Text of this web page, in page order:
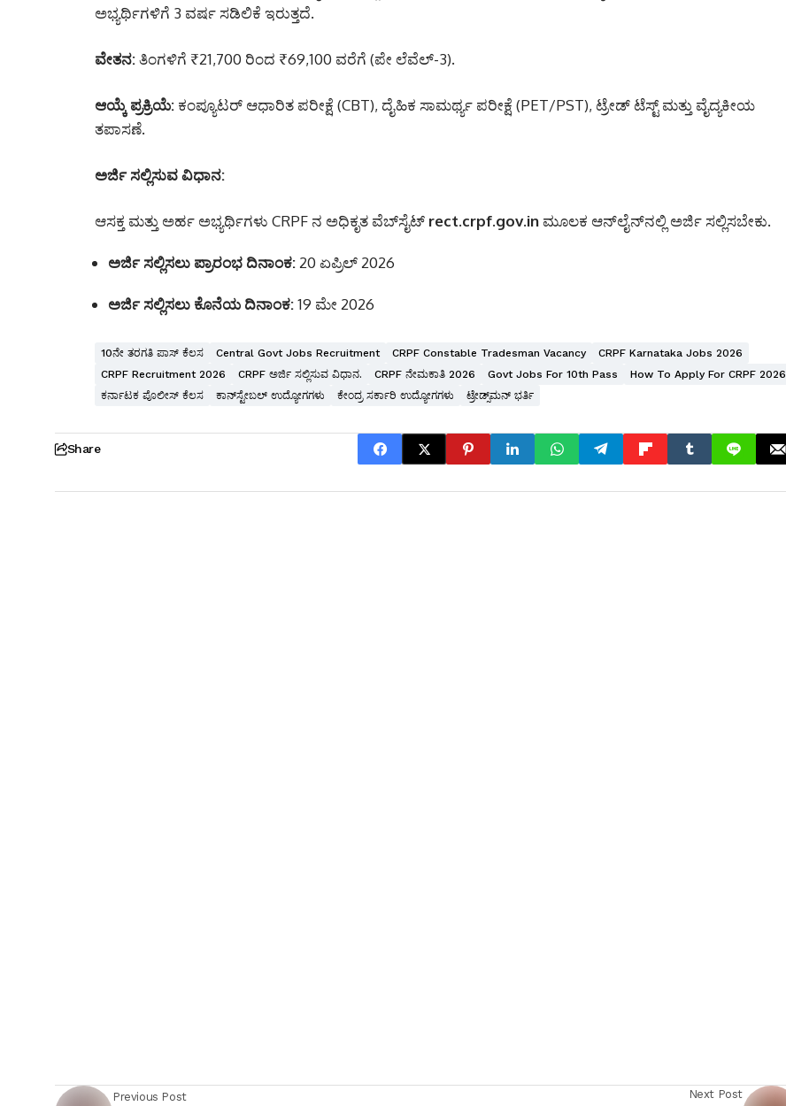
ಅಭ್ಯರ್ಥಿಗಳಿಗೆ 3 ವರ್ಷ ಸಡಿಲಿಕೆ ಇರುತ್ತದೆ.
ವೇತನ:ತಿಂಗಳಿಗೆ ₹21,700 ರಿಂದ ₹69,100 ವರೆಗೆ (ಪೇ ಲೆವೆಲ್-3).
ಆಯ್ಕೆ ಪ್ರಕ್ರಿಯೆ: ಕಂಪ್ಯೂಟರ್ ಆಧಾರಿತ ಪರೀಕ್ಷೆ (CBT), ದೈಹಿಕ ಸಾಮರ್ಥ್ಯ ಪರೀಕ್ಷೆ (PET/PST), ಟ್ರೇಡ್ ಟೆಸ್ಟ್ ಮತ್ತು ವೈದ್ಯಕೀಯ
ತಪಾಸಣೆ.
ಅರ್ಜಿ ಸಲ್ಲಿಸುವ ವಿಧಾನ:
ಆಸಕ್ತ ಮತ್ತು ಅರ್ಹ ಅಭ್ಯರ್ಥಿಗಳು CRPF ನ ಅಧಿಕೃತ ವೆಬ್‌ಸೈಟ್ rect.crpf.gov.in ಮೂಲಕ ಆನ್‌ಲೈನ್‌ನಲ್ಲಿ ಅರ್ಜಿ ಸಲ್ಲಿಸಬೇಕು.
ಅರ್ಜಿ ಸಲ್ಲಿಸಲು ಪ್ರಾರಂಭ ದಿನಾಂಕ: 20 ಏಪ್ರಿಲ್ 2026
ಅರ್ಜಿ ಸಲ್ಲಿಸಲು ಕೊನೆಯ ದಿನಾಂಕ:19 ಮೇ 2026
10ನೇ ತರಗತಿ ಪಾಸ್ ಕೆಲಸ Central Govt Jobs Recruitment CRPF Constable Tradesman Vacancy
CRPF Karnataka Jobs 2026
CRPF Recruitment 2026
CRPF ಅರ್ಜಿ ಸಲ್ಲಿಸುವ ವಿಧಾನ. CRPF ನೇಮಕಾತಿ 2026 Govt Jobs For 10th Pass
How To Apply For CRPF 2026
ಕರ್ನಾಟಕ ಪೊಲೀಸ್ ಕೆಲಸ
ಕಾನ್‌ಸ್ಟೇಬಲ್ ಉದ್ಯೋಗಗಳು ಕೇಂದ್ರ ಸರ್ಕಾರಿ ಉದ್ಯೋಗಗಳು ಟ್ರೇಡ್ಸ್‌ಮನ್ ಭರ್ತಿ
Share
Previous Post Next Post